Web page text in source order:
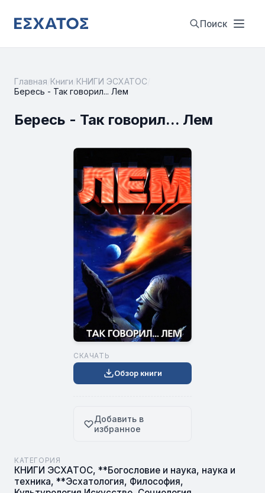
Поиск
Главная Книги КНИГИ ЭСХАТОС
Бересь - Так говорил... Лем
Бересь - Так говорил... Лем
СКАЧАТЬ
Обзор книги
Добавить в
избранное
КАТЕГОРИЯ
КНИГИ ЭСХАТОС, **Богословие и наука, наука и
техника, **Эсхатология, Философия,